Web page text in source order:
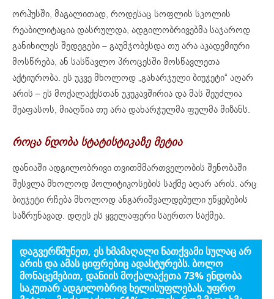
ორჰუსში, მაგალითად, როდესაც სოფლის სკოლის
რეაბილიტაცია დასრულდა, ადგილობრივებმა საჯაროდ
განიხილეს შედეგები – გაუმჯობესდა თუ არა აკადემიური
მოსწრება, ან სასწავლო პროცესში მოსწავლეთა
აქტიურობა. ეს უკვე მხოლოდ „გახარჯული ბიუჯეტი“ აღარ
არის – ეს მოქალაქესთან უკუკავშირია და მას შეუძლია
შეაფასოს, მიაღწია თუ არა დახარჯულმა ფულმა მიზანს.
როცა ნდობა სტატისტიკაზე მეტია
დანიაში ადგილობრივი თვითმმართველობის შენობაში
შესვლა მხოლოდ პოლიტიკოსების საქმე აღარ არის. არც
ბიუჯეტი რჩება მხოლოდ ანგარიშვალდებული უწყებების
საზრუნავად. დღეს ეს ყველაფერი საერთო საქმეა.
დაგვერწმუნეთ, ეს ხმამაღალი ნათქვამი სულაც არ
არის და ამას ციფრებიც ადასტურებს. ბოლო
მონაცემებით, დანიის მოქალაქეთა 73% ენდობა
საკუთარ ადგილობრივ ხელისუფლებას. უფრო